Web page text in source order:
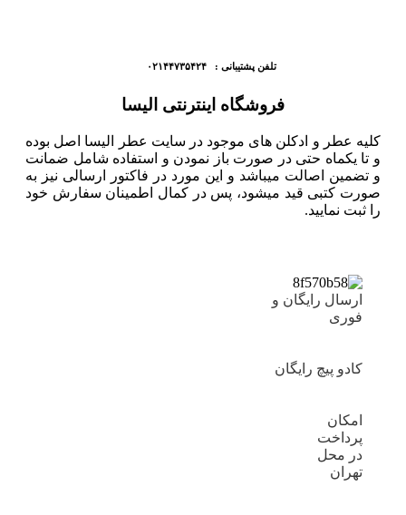
تلفن پشتیبانی : ۰۲۱۴۴۷۳۵۴۲۴
فروشگاه اینترنتی الیسا
کلیه عطر و ادکلن های موجود در سایت عطر الیسا اصل بوده
و تا یکماه حتی در صورت باز نمودن و استفاده شامل ضمانت
و تضمین اصالت میباشد و این مورد در فاکتور ارسالی نیز به
صورت کتبی قید میشود، پس در کمال اطمینان سفارش خود
را ثبت نمایید.
ارسال رایگان و
فوری
کادو پیچ رایگان
امکان
پرداخت
در محل
تهران